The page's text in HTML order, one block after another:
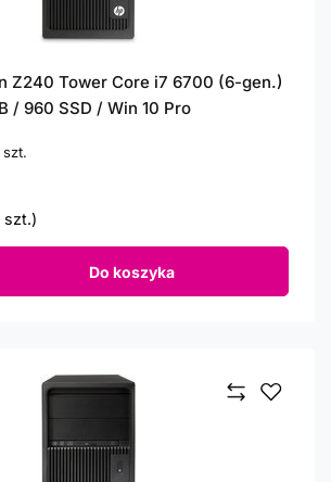
Z240 Tower Core i7 6700 (6-gen.)
/ 960 SSD / Win 10 Pro
szt.
szt.)
Do koszyka